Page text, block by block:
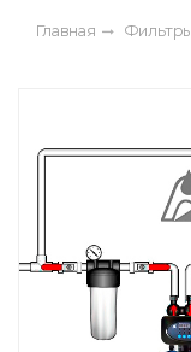
Главная